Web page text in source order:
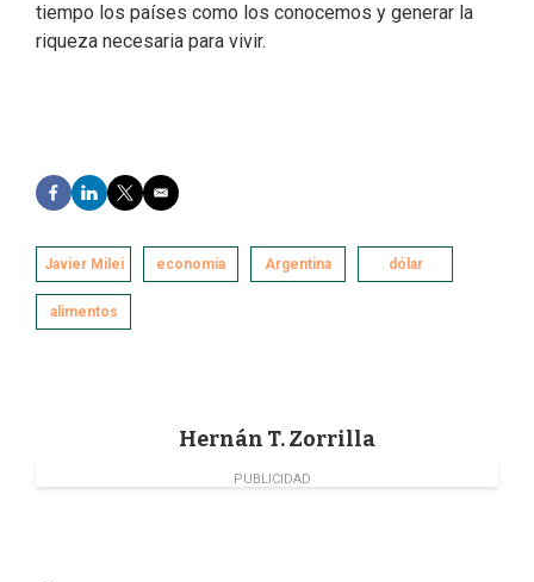
tiempo los países como los conocemos y generar la
riqueza necesaria para vivir.
F
a
e
b
o
o
L
i
k
e
d
I
T
w
t
t
r
E
m
i
l
Javier Milei economía Argentina dólar
alimentos
Hernán T. Zorrilla
PUBLICIDAD